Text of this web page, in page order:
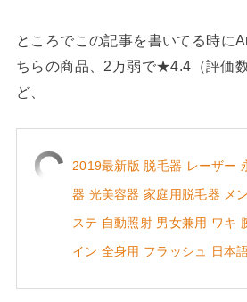
ところでこの記事を書いてる時に
ちらの商品、2万弱で★4.4（評価
ど、
2019最新版 脱毛器 レーザー
器 光美容器 家庭用脱毛器 メ
ステ 自動照射 男女兼用 ワキ
イン 全身用 フラッシュ 日本